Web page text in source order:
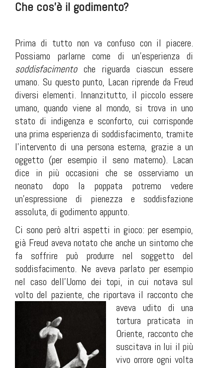
Che cos’è il godimento?
Prima di tutto non va confuso con il piacere.
Possiamo parlarne come di un’esperienza di
soddisfacimentoche riguarda ciascun essere
umano. Su questo punto, Lacan riprende da Freud
diversi elementi. Innanzitutto, il piccolo essere
umano, quando viene al mondo, si trova in uno
stato di indigenza e sconforto, cui corrisponde
una prima esperienza di soddisfacimento, tramite
l’intervento di una persona esterna, grazie a un
oggetto (per esempio il seno materno). Lacan
dice in più occasioni che se osserviamo un
neonato dopo la poppata potremo vedere
un’espressione di pienezza e soddisfazione
assoluta, di godimento appunto.
Ci sono però altri aspetti in gioco: per esempio,
già Freud aveva notato che anche un sintomo che
fa soffrire può produrre nel soggetto del
soddisfacimento. Ne aveva parlato per esempio
nel caso dell’Uomo dei topi, in cui notava sul
volto del paziente, che riportava il racconto che
aveva udito di una
tortura praticata in
Oriente, racconto che
suscitava in lui il più
vivo orrore ogni volta